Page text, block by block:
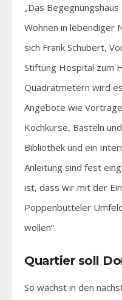
„Das
Wohnen in lebendiger
sich Frank Schubert,
Stiftung Hospital zum
Quadratmetern wird
Angebote wie
Kochkurse, Basteln
Bibliothek und ein
Anleitung sind fest
ist, dass wir mit der
Poppenbütteler
wollen“.
Quartier soll
So wächst in den